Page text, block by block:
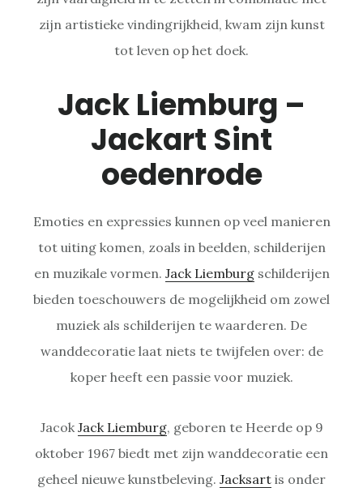
zijn artistieke vindingrijkheid, kwam zijn kunst
tot leven op het doek.
Jack Liemburg –
Jackart Sint
oedenrode
Emoties en expressies kunnen op veel manieren
tot uiting komen, zoals in beelden, schilderijen
en muzikale vormen. Jack Liemburgschilderijen
bieden toeschouwers de mogelijkheid om zowel
muziek als schilderijen te waarderen. De
wanddecoratie laat niets te twijfelen over: de
koper heeft een passie voor muziek.
Jacok Jack Liemburg, geboren te Heerde op 9
oktober 1967 biedt met zijn wanddecoratie een
geheel nieuwe kunstbeleving. Jacksart is onder